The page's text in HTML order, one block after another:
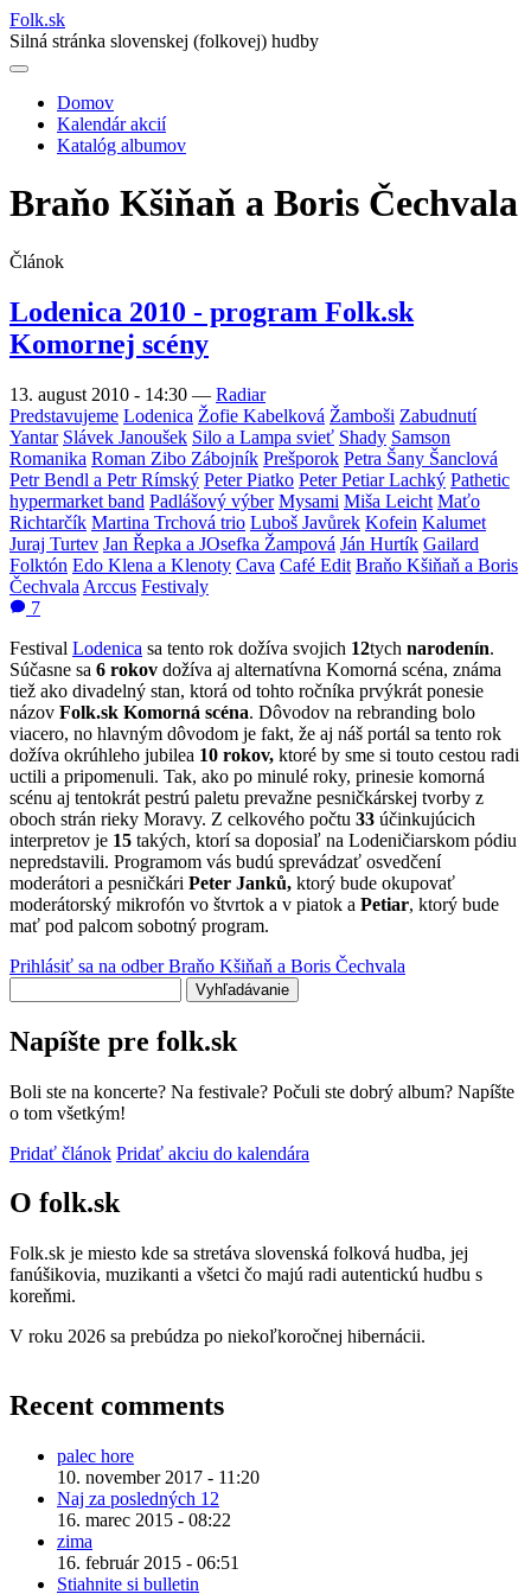
Folk.sk
Silná stránka slovenskej (folkovej) hudby
Main
navigation
Domov
Kalendár akcií
Katalóg albumov
Braňo Kšiňaň a Boris Čechvala
Článok
Lodenica 2010 - program Folk.sk
Komornej scény
13. august 2010 - 14:30 — Radiar
Predstavujeme Lodenica Žofie Kabelková Žamboši Zabudnutí
Yantar Slávek Janoušek Silo a Lampa svieť Shady Samson
Romanika Roman Zibo Zábojník Prešporok Petra Šany Šanclová
Petr Bendl a Petr Rímský Peter Piatko Peter Petiar Lachký Pathetic
hypermarket band Padlášový výber Mysami Miša Leicht Maťo
Richtarčík Martina Trchová trio Luboš Javůrek Kofein Kalumet
Juraj Turtev Jan Řepka a JOsefka Žampová Ján Hurtík Gailard
Folktón Edo Klena a Klenoty Cava Café Edit Braňo Kšiňaň a Boris
Čechvala Arccus Festivaly
7
Festival Lodenica sa tento rok dožíva svojich 12tych narodenín.
Súčasne sa 6 rokov dožíva aj alternatívna Komorná scéna, známa
tiež ako divadelný stan, ktorá od tohto ročníka prvýkrát ponesie
názov Folk.sk Komorná scéna. Dôvodov na rebranding bolo
viacero, no hlavným dôvodom je fakt, že aj náš portál sa tento rok
dožíva okrúhleho jubilea 10 rokov, ktoré by sme si touto cestou radi
uctili a pripomenuli. Tak, ako po minulé roky, prinesie komorná
scénu aj tentokrát pestrú paletu prevažne pesničkárskej tvorby z
oboch strán rieky Moravy. Z celkového počtu 33 účinkujúcich
interpretov je 15 takých, ktorí sa doposiaľ na Lodeničiarskom pódiu
nepredstavili. Programom vás budú sprevádzať osvedčení
moderátori a pesničkári Peter Janků, ktorý bude okupovať
moderátorský mikrofón vo štvrtok a v piatok a Petiar, ktorý bude
mať pod palcom sobotný program.
Prihlásiť sa na odber Braňo Kšiňaň a Boris Čechvala
Napíšte pre folk.sk
Boli ste na koncerte? Na festivale? Počuli ste dobrý album? Napíšte
o tom všetkým!
Pridať článok Pridať akciu do kalendára
O folk.sk
Folk.sk je miesto kde sa stretáva slovenská folková hudba, jej
fanúšikovia, muzikanti a všetci čo majú radi autentickú hudbu s
koreňmi.
V roku 2026 sa prebúdza po niekoľkoročnej hibernácii.
Recent comments
palec hore
10. november 2017 - 11:20
Naj za posledných 12
16. marec 2015 - 08:22
zima
16. február 2015 - 06:51
Stiahnite si bulletin